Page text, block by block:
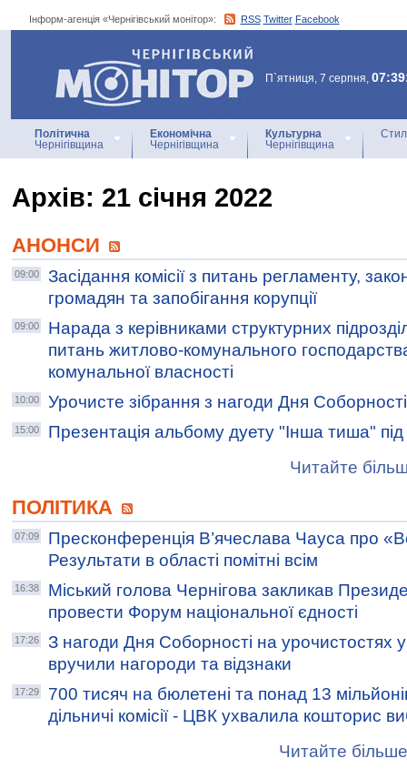
Інформ-агенція «Чернігівський монітор»: RSS Twitter Facebook
Інформ-агенція
«Чернігівський монітор»
П`ятниця, 7 серпня,
Політична
Чернігівщина
Економічна
Чернігівщина
Культурна
Чернігівщина
Архiв: 21 січня 2022
АНОНСИ
09:00
Засідання комісії з питань регламенту,
громадян та запобігання корупції
09:00
Нарада з керівниками структурних
питань житлово-комунального
комунальної власності
10:00 Урочисте зібрання з нагоди Дня
15:00
Презентація альбому дуету "Інша тиша"
Читайте
ПОЛІТИКА
07:09
Пресконференція В’ячеслава Чауса про
Результати в області помітні всім
16:38
Міський голова Чернігова закликав
провести Форум національної єдності
17:26
З нагоди Дня Соборності на урочистостях у
вручили нагороди та відзнаки
17:29
700 тисяч на бюлетені та понад 13
дільничі комісії - ЦВК ухвалила кошторис
Читайте